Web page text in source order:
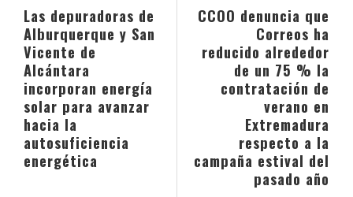
CCOO denuncia que
Correos ha
reducido alrededor
de un 75 % la
contratación de
verano en
Extremadura
respecto a la
campaña estival del
pasado año
Las depuradoras de
Alburquerque y San
Vicente de
Alcántara
incorporan energía
solar para avanzar
hacia la
autosuficiencia
energética